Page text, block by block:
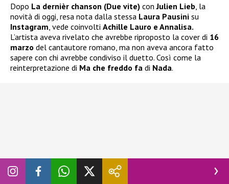
Dopo La dernièr chanson (Due vite) con Julien Lieb , la
novità di oggi, resa nota dalla stessa Laura Pausini su
Instagram , vede coinvolti Achille Lauro e Annalisa.
L’artista aveva rivelato che avrebbe riproposto la cover di 16
marzo del cantautore romano, ma non aveva ancora fatto
sapere con chi avrebbe condiviso il duetto. Così come la
reinterpretazione di Ma che freddo fa di Nada.